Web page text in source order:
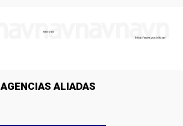
AGENCIAS ALIADAS